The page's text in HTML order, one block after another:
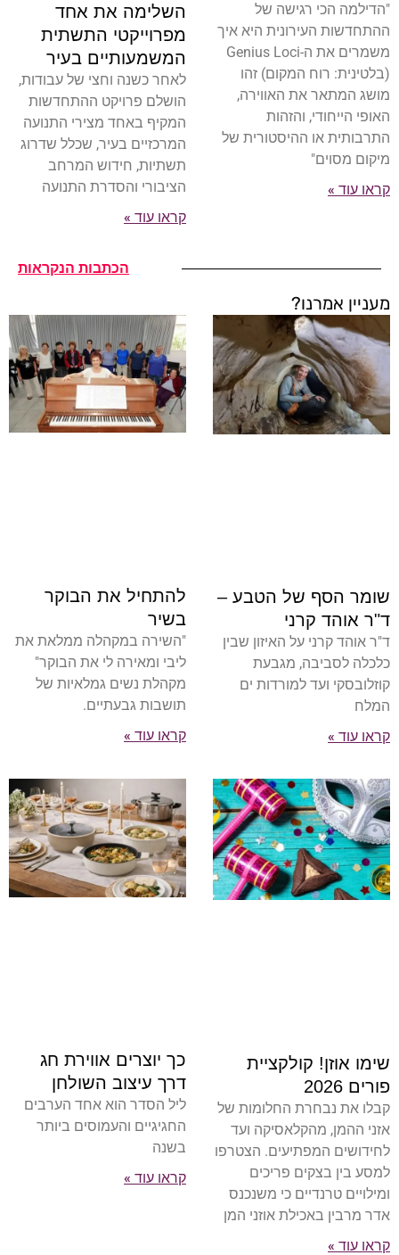
"הדילמה הכי רגישה של
ההתחדשות העירונית היא איך
משמרים את ה-Genius Loci
(בלטינית: רוח המקום) זהו
מושג המתאר את האווירה,
האופי הייחודי, והזהות
התרבותית או ההיסטורית של
מיקום מסוים"
קראו עוד »
השלימה את אחד
מפרוייקטי התשתית
המשמעותיים בעיר
לאחר כשנה וחצי של עבודות,
הושלם פרויקט ההתחדשות
המקיף באחד מצירי התנועה
המרכזיים בעיר, שכלל שדרוג
תשתיות, חידוש המרחב
הציבורי והסדרת התנועה
קראו עוד »
הכתבות הנקראות
מעניין אמרנו?
שומר הסף של הטבע –
ד"ר אוהד קרני
ד"ר אוהד קרני על האיזון שבין
כלכלה לסביבה, מגבעת
קוזלובסקי ועד למורדות ים
המלח
קראו עוד »
להתחיל את הבוקר
בשיר
"השירה במקהלה ממלאת את
ליבי ומאירה לי את הבוקר"
מקהלת נשים גמלאיות של
תושבות גבעתיים.
קראו עוד »
שימו אוזן! קולקציית
פורים 2026
קבלו את נבחרת החלומות של
אזני ההמן, מהקלאסיקה ועד
לחידושים המפתיעים. הצטרפו
למסע בין בצקים פריכים
ומילויים טרנדיים כי משנכנס
אדר מרבין באכילת אוזני המן
קראו עוד »
כך יוצרים אווירת חג
דרך עיצוב השולחן
ליל הסדר הוא אחד הערבים
החגיגיים והעמוסים ביותר
בשנה
קראו עוד »